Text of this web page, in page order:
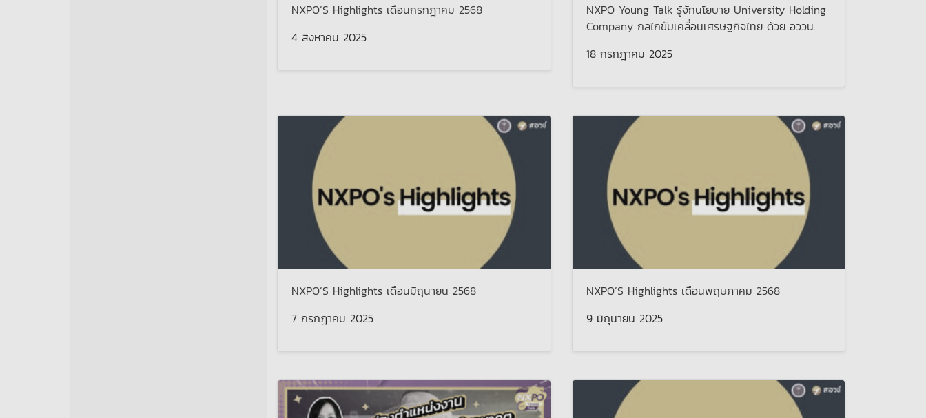
NXPO’S Highlights เดือนกรกฎาคม 2568
4 สิงหาคม 2025
NXPO Young Talk รู้จักนโยบาย University Holding
Company กลไกขับเคลื่อนเศรษฐกิจไทย ด้วย อววน.
18 กรกฎาคม 2025
NXPO’S Highlights เดือนมิถุนายน 2568
7 กรกฎาคม 2025
NXPO’S Highlights เดือนพฤษภาคม 2568
9 มิถุนายน 2025